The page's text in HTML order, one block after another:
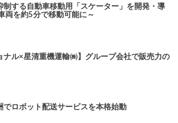
制する自動車移動用「スケーター」を開発・導
両を約5分で移動可能に～
ナル×星清重機運輸㈱】グループ会社で販売力の
でロボット配送サービスを本格始動